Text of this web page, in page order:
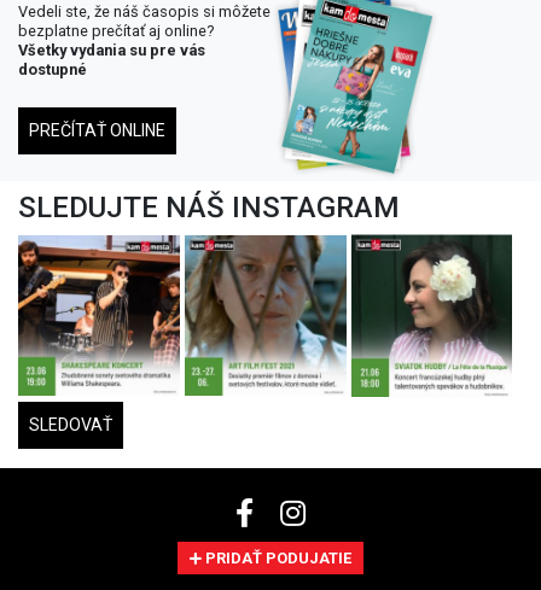
Vedeli ste, že náš časopis si môžete
bezplatne prečítať aj online?
Všetky vydania su pre vás
dostupné
PREČÍTAŤ ONLINE
SLEDUJTE NÁŠ INSTAGRAM
SLEDOVAŤ
PRIDAŤ PODUJATIE